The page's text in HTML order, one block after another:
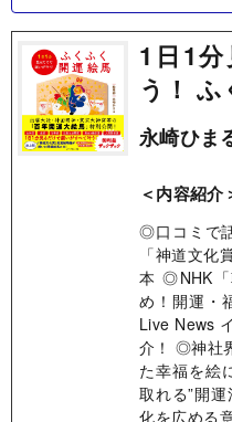
1日1
う！ ふ
永崎ひま
＜内容紹介
◎口コミで
「神道文化
本 ◎NHK「
め！開運・
Live News
介！ ◎神社
た幸福を絵
取れる”開
化を広める